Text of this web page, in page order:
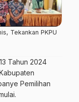
Tekankan PKPU
Tahun 2024
Pemilihan